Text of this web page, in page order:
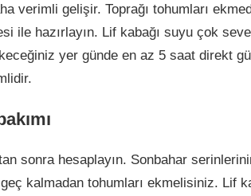
verimli gelişir. Toprağı tohumları
ile hazırlayın. Lif kabağı suyu çok
yer günde en az 5 saat direkt
sonra hesaplayın. Sonbahar
kalmadan tohumları ekmelisiniz. Lif